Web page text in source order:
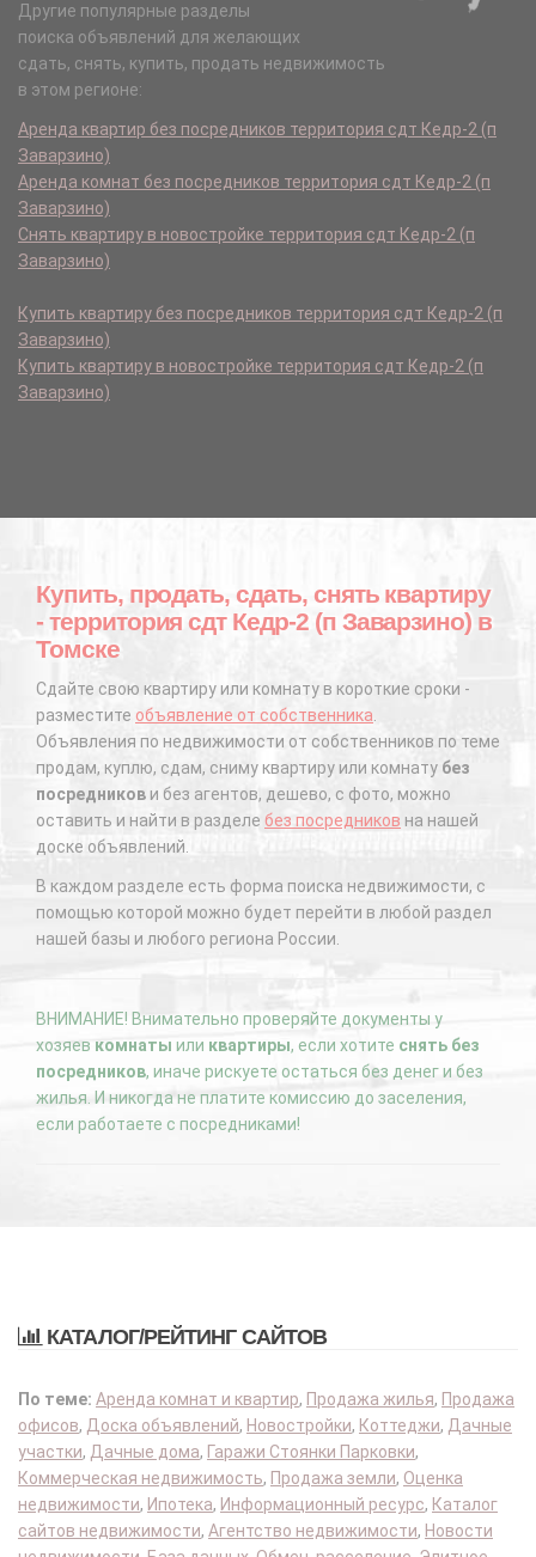
Другие популярные разделы
поиска объявлений для желающих
сдать, снять, купить, продать недвижимость
в этом регионе:
Аренда квартир без посредников территория сдт Кедр-2 (п
Заварзино)
Аренда комнат без посредников территория сдт Кедр-2 (п
Заварзино)
Снять квартиру в новостройке территория сдт Кедр-2 (п
Заварзино)
Купить квартиру без посредников территория сдт Кедр-2 (п
Заварзино)
Купить квартиру в новостройке территория сдт Кедр-2 (п
Заварзино)
Купить, продать, сдать, снять квартиру
- территория сдт Кедр-2 (п Заварзино) в
Томске
Сдайте свою квартиру или комнату в короткие сроки -
разместите объявление от собственника.
Объявления по недвижимости от собственников по теме
продам, куплю, сдам, сниму квартиру или комнату без
посредников и без агентов, дешево, с фото, можно
оставить и найти в разделе без посредников на нашей
доске объявлений.
В каждом разделе есть форма поиска недвижимости, с
помощью которой можно будет перейти в любой раздел
нашей базы и любого региона России.
ВНИМАНИЕ! Внимательно проверяйте документы у
хозяев комнаты или квартиры, если хотите снять без
посредников, иначе рискуете остаться без денег и без
жилья. И никогда не платите комиссию до заселения,
если работаете с посредниками!
КАТАЛОГ/РЕЙТИНГ САЙТОВ
По теме: Аренда комнат и квартир, Продажа жилья, Продажа
офисов, Доска объявлений, Новостройки, Коттеджи, Дачные
участки, Дачные дома, Гаражи Стоянки Парковки,
Коммерческая недвижимость, Продажа земли, Оценка
недвижимости, Ипотека, Информационный ресурс, Каталог
сайтов недвижимости, Агентство недвижимости, Новости